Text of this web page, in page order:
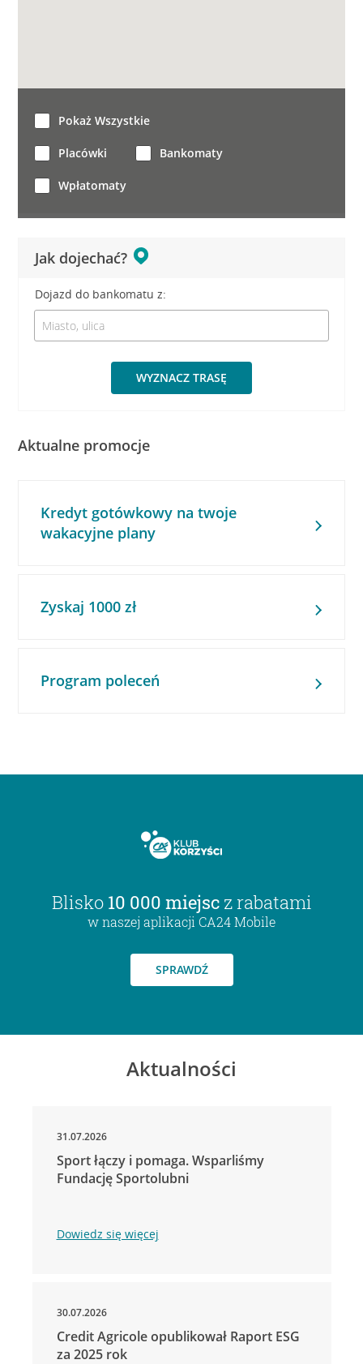
Jak dojechać?
Dojazd do bankomatu z:
WYZNACZ TRASĘ
Pokaż Wszystkie
Placówki Bankomaty
Wpłatomaty
Aktualne promocje
Kredyt gotówkowy na twoje
wakacyjne plany
Zyskaj 1000 zł
Program poleceń
Blisko 10 000 miejsc z rabatami
w naszej aplikacji CA24 Mobile
SPRAWDŹ
Aktualności
31.07.2026
Sport łączy i pomaga. Wsparliśmy
Fundację Sportolubni
Dowiedz się więcej
30.07.2026
Credit Agricole opublikował Raport ESG
za 2025 rok